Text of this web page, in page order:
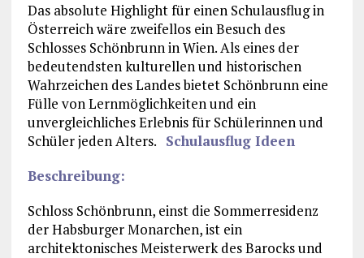
Das absolute Highlight für einen Schulausflug in
Österreich wäre zweifellos ein Besuch des
Schlosses Schönbrunn in Wien. Als eines der
bedeutendsten kulturellen und historischen
Wahrzeichen des Landes bietet Schönbrunn eine
Fülle von Lernmöglichkeiten und ein
unvergleichliches Erlebnis für Schülerinnen und
Schüler jeden Alters. Schulausflug Ideen
Beschreibung:
Schloss Schönbrunn, einst die Sommerresidenz
der Habsburger Monarchen, ist ein
architektonisches Meisterwerk des Barocks und